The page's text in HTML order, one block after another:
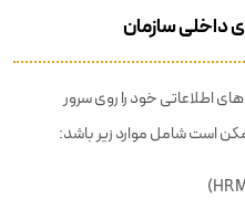
داخلی سازمان
اطلاعاتی خود را روی سرور
است شامل موارد زیر باشد: